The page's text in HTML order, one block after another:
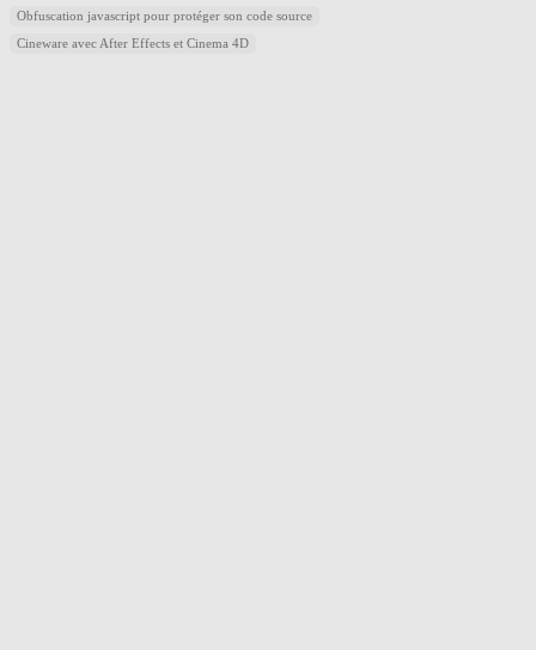
Obfuscation javascript pour protéger son code source
Cineware avec After Effects et Cinema 4D